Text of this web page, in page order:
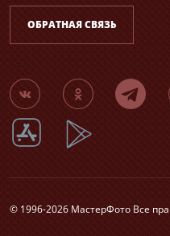
ОБРАТНАЯ СВЯЗЬ
© 1996-2026 МастерФото Все